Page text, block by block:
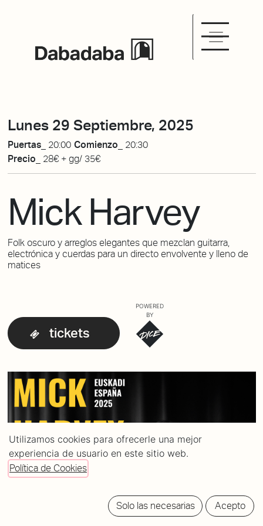
Lunes 29 Septiembre, 2025
Puertas_ 20:00 Comienzo_ 20:30
Precio_ 28€ + gg/ 35€
Mick Harvey
Folk oscuro y arreglos elegantes que mezclan guitarra,
electrónica y cuerdas para un directo envolvente y lleno de
matices
tickets
POWERED
BY
Utilizamos cookies para ofrecerle una mejor
experiencia de usuario en este sitio web.
Política de Cookies
Solo las necesarias Acepto